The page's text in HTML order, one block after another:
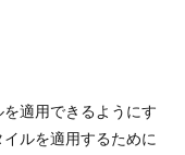
適用できるようにす
ルを適用するために